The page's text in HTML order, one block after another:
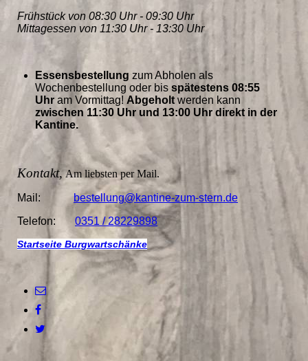
Frühstück von 08:30 Uhr - 09:30 Uhr
Mittagessen von 11:30 Uhr - 13:30 Uhr
Essensbestellung zum Abholen als
Wochenbestellung oder bis spätestens 08:55
Uhr am Vormittag! Abgeholt werden kann
zwischen 11:30 Uhr und 13:00 Uhr direkt in der
Kantine.
Kontakt, Am liebsten per Mail.
Mail:
bestellung@kantine-zum-stern.de
Telefon: 0351 / 28229898
Startseite Burgwartschänke